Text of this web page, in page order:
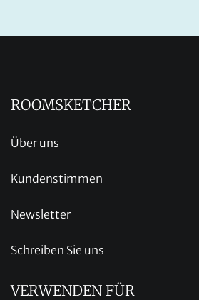
ROOMSKETCHER
Über uns
Kundenstimmen
Newsletter
Schreiben Sie uns
VERWENDEN FÜR